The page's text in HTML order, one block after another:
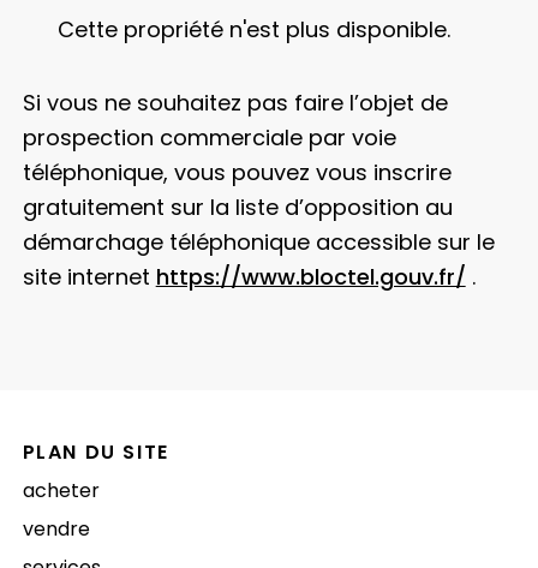
Cette propriété n'est plus disponible.
Si vous ne souhaitez pas faire l’objet de
prospection commerciale par voie
téléphonique, vous pouvez vous inscrire
gratuitement sur la liste d’opposition au
démarchage téléphonique accessible sur le
site internet https://www.bloctel.gouv.fr/ .
PLAN DU SITE
acheter
vendre